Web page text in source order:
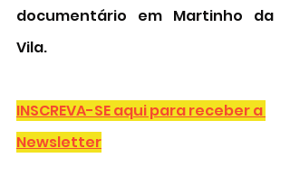
documentário em Martinho da
Vila.
INSCREVA-SE aqui para receber a
Newsletter